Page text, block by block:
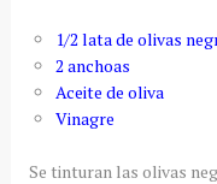
1/2 lata de olivas
2 anchoas
Aceite de oliva
Vinagre
Se tinturan las olivas